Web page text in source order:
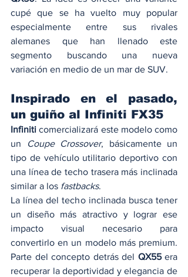
cupé que se ha vuelto muy popular
especialmente entre sus rivales
alemanes que han llenado este
segmento buscando una nueva
variación en medio de un mar de SUV.
Inspirado en el pasado,
un guiño al Infiniti FX35
Infiniti comercializará este modelo como
un
Coupe Crossover, básicamente un
tipo de vehículo utilitario deportivo con
una línea de techo trasera más inclinada
similar a los fastbacks.
La línea del techo inclinada busca tener
un diseño más atractivo y lograr ese
impacto visual necesario para
convertirlo en un modelo más premium.
Parte del concepto detrás del QX55 era
recuperar la deportividad y elegancia de